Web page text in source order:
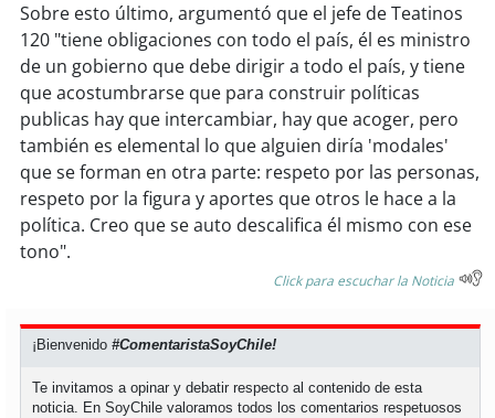
Sobre esto último, argumentó que el jefe de Teatinos
120 "tiene obligaciones con todo el país, él es ministro
de un gobierno que debe dirigir a todo el país, y tiene
que acostumbrarse que para construir políticas
publicas hay que intercambiar, hay que acoger, pero
también es elemental lo que alguien diría 'modales'
que se forman en otra parte: respeto por las personas,
respeto por la figura y aportes que otros le hace a la
política. Creo que se auto descalifica él mismo con ese
tono".
Click para escuchar la Noticia
¡Bienvenido#ComentaristaSoyChile!
Te invitamos a opinar y debatir respecto al contenido de esta
noticia. En SoyChile valoramos todos los comentarios respetuosos